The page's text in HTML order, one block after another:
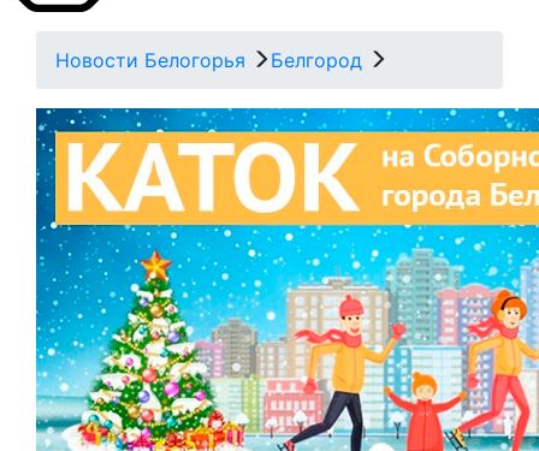
Новости Белогорья Белгород